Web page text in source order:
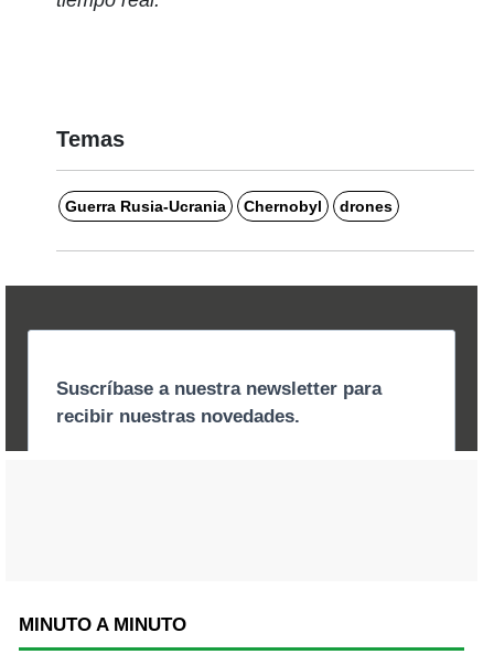
Temas
Guerra Rusia-Ucrania Chernobyl drones
MINUTO A MINUTO